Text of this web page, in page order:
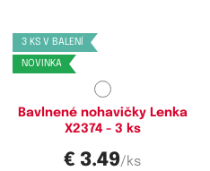
3 KS V BALENÍ
NOVINKA
M,
Bavlnené nohavičky Lenka
X2374 - 3 ks
€ 3.49/ks